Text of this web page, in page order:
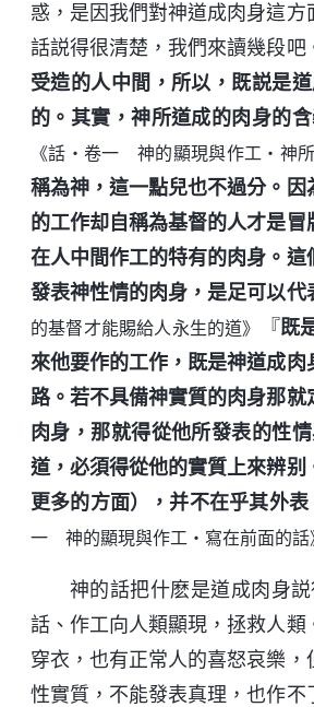
惑，是因我們對神道成肉身這
話説得很清楚，我們來讀幾段吧
受造的人中間，所以，既説是
的。其實，神所道成的肉身的
《話・卷一 神的顯現與作工・神
稱為神，這一點兒也不過分。
的工作却自稱為基督的人才是
在人中間作工的特有的肉身。
發表神性情的肉身，是足可以代
的基督才能賜給人永生的道》
『既
來他要作的工作，既是神道成
路。若不具備神實質的肉身那
肉身，那就得從他所發表的性
道，必須得從他的實質上來辨
更多的方面），并不在乎其外
一 神的顯現與作工・寫在前面的話
神的話把什麽是道成肉身
話、作工向人類顯現，拯救人
穿衣，也有正常人的喜怒哀樂
性實質，不能發表真理，也作